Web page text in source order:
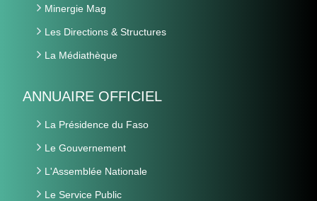
Minergie Mag
Les Directions & Structures
La Médiathèque
ANNUAIRE OFFICIEL
La Présidence du Faso
Le Gouvernement
L'Assemblée Nationale
Le Service Public